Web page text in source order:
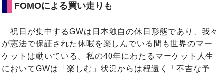
FOMOによる買い走りも
祝日が集中するGWは日本独自の休日形態であり、我々
が憲法で保証された休暇を楽しんでいる間も世界のマー
ケットは動いている。私の40年にわたるマーケット人生
においてGWは「楽しむ」状況からは程遠く「不吉な予